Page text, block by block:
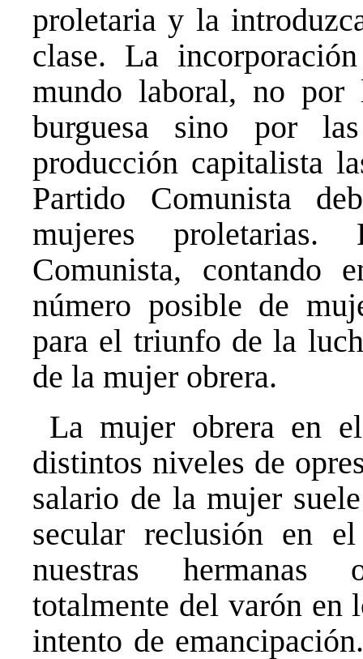
proletaria y la
clase. La
mundo laboral, no por
burguesa sino por
producción capitalista
Partido Comunista
mujeres
Comunista, contando
número posible de
para el triunfo de la
de la mujer obrera.
La mujer obrera en
distintos niveles de
salario de la mujer
secular reclusión en
nuestras hermanas
totalmente del varón en
intento de